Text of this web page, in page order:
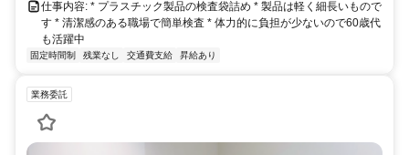
仕事内容: * プラスチック製品の検査袋詰め * 製品は軽く細長いもので
す * 清潔感のある職場で簡単検査 * 体力的に負担が少ないので60歳代
も活躍中
固定時間制 残業なし 交通費支給 昇給あり
業務委託